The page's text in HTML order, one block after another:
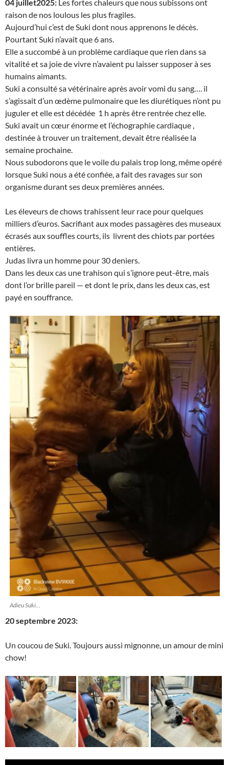
04 juillet2025: Les fortes chaleurs que nous subissons ont
raison de nos loulous les plus fragiles.
Aujourd’hui c’est de Suki dont nous apprenons le décès.
Pourtant Suki n’avait que 6 ans.
Elle a succombé à un problème cardiaque que rien dans sa
vitalité et sa joie de vivre n’avaient pu laisser supposer à ses
humains aimants.
Suki a consulté sa vétérinaire après avoir vomi du sang…. il
s’agissait d’un œdème pulmonaire que les diurétiques n’ont pu
juguler et elle est décédée 1 h après être rentrée chez elle.
Suki avait un cœur énorme et l’échographie cardiaque ,
destinée à trouver un traitement, devait être réalisée la
semaine prochaine.
Nous subodorons que le voile du palais trop long, même opéré
lorsque Suki nous a été confiée, a fait des ravages sur son
organisme durant ses deux premières années.
Les éleveurs de chows trahissent leur race pour quelques
milliers d’euros. Sacrifiant aux modes passagères des museaux
écrasés aux souffles courts, ils livrent des chiots par portées
entières.
Judas livra un homme pour 30 deniers.
Dans les deux cas une trahison qui s’ignore peut-être, mais
dont l’or brille pareil — et dont le prix, dans les deux cas, est
payé en souffrance.
Adieu Suki…
20 septembre 2023:
Un coucou de Suki. Toujours aussi mignonne, un amour de mini
chow!